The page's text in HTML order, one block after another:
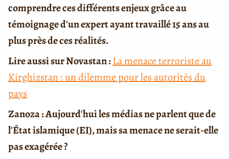
comprendre ces différents enjeux grâce au
témoignage d'un expert ayant travaillé 15 ans au
plus près de ces réalités.
Lire aussi sur Novastan :La menace terroriste au
Kirghizstan : un dilemme pour les autorités du
pays
Zanoza : Aujourd'hui les médias ne parlent que de
l'État islamique (EI), mais sa menace ne serait-elle
pas exagérée ?